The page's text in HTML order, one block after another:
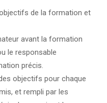
de la formation et
avant la formation
le responsable
précis.
objectifs pour chaque
et rempli par les